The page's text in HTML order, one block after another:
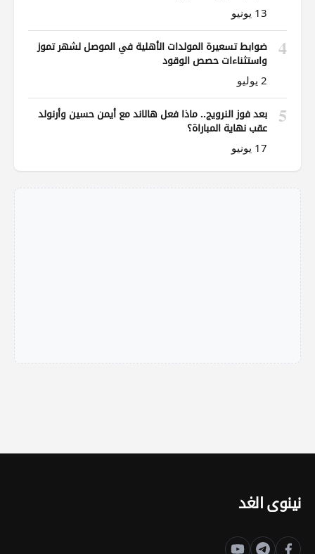
13 يونيو
4
ضوابط تسعيرة المولدات الأهلية في الموصل لشهر تموز
واستثناءات حصص الوقود
2 يوليو
5
بعد فوز النرويج.. ماذا فعل هالاند مع أيمن حسين وأرنولد
عقب نهاية المباراة؟
17 يونيو
نينوى الغد